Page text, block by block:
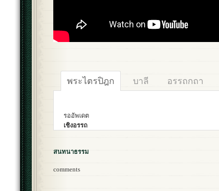
พระไตรปิฎก บาลี อรรถกถา
รออัพเดต
เชิงอรรถ
สนทนาธรรม
comments